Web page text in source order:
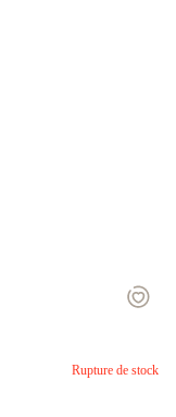
Rupture de stock